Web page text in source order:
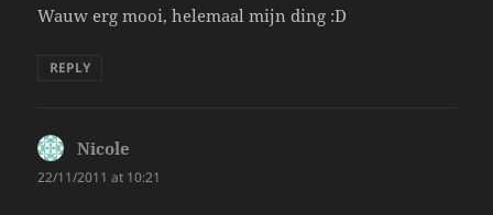
Wauw erg mooi, helemaal mijn ding :D
REPLY
Nicole
22/11/2011 at 10:21